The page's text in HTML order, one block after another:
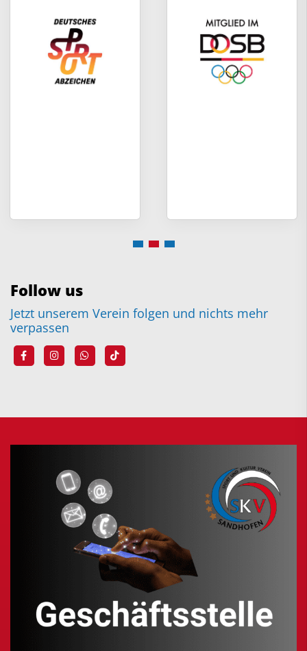
Follow us
Jetzt unserem Verein folgen und nichts mehr
verpassen